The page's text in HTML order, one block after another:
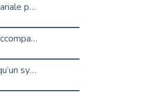
Synergie partenariale pour l'Inclusion Professionnelle chez Orange
Cap Emploi : L'accompagnement EXH c’est quoi ?
21 Mars : Plus qu’un symbole, un engagement pour l’inclusion